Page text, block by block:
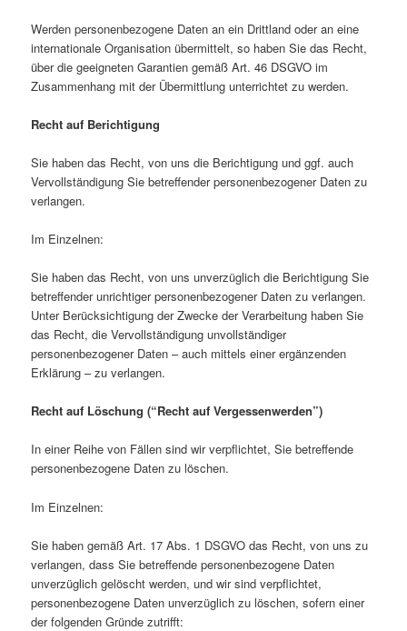
Werden personenbezogene Daten an ein Drittland oder an eine
internationale Organisation übermittelt, so haben Sie das Recht,
über die geeigneten Garantien gemäß Art. 46 DSGVO im
Zusammenhang mit der Übermittlung unterrichtet zu werden.
Recht auf Berichtigung
Sie haben das Recht, von uns die Berichtigung und ggf. auch
Vervollständigung Sie betreffender personenbezogener Daten zu
verlangen.
Im Einzelnen:
Sie haben das Recht, von uns unverzüglich die Berichtigung Sie
betreffender unrichtiger personenbezogener Daten zu verlangen.
Unter Berücksichtigung der Zwecke der Verarbeitung haben Sie
das Recht, die Vervollständigung unvollständiger
personenbezogener Daten – auch mittels einer ergänzenden
Erklärung – zu verlangen.
Recht auf Löschung (“Recht auf Vergessenwerden”)
In einer Reihe von Fällen sind wir verpflichtet, Sie betreffende
personenbezogene Daten zu löschen.
Im Einzelnen:
Sie haben gemäß Art. 17 Abs. 1 DSGVO das Recht, von uns zu
verlangen, dass Sie betreffende personenbezogene Daten
unverzüglich gelöscht werden, und wir sind verpflichtet,
personenbezogene Daten unverzüglich zu löschen, sofern einer
der folgenden Gründe zutrifft: